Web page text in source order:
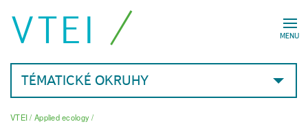
MENU
VTEI
TÉMATICKÉ OKRUHY
VTEI/ Applied ecology/